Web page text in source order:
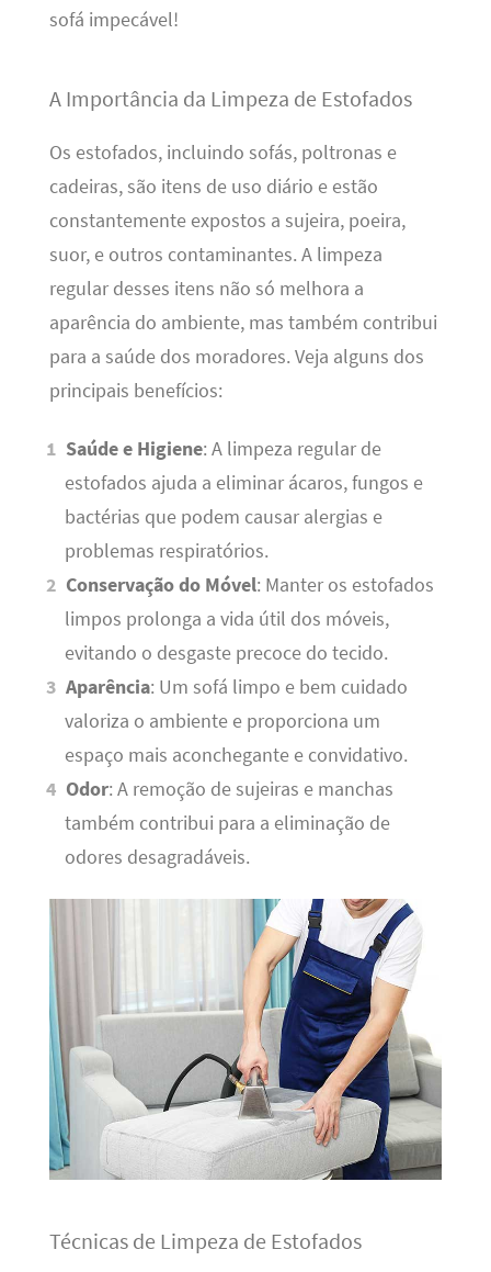
sofá impecável!
A Importância da Limpeza de Estofados
Os estofados, incluindo sofás, poltronas e
cadeiras, são itens de uso diário e estão
constantemente expostos a sujeira, poeira,
suor, e outros contaminantes. A limpeza
regular desses itens não só melhora a
aparência do ambiente, mas também contribui
para a saúde dos moradores. Veja alguns dos
principais benefícios:
Saúde e Higiene: A limpeza regular de
estofados ajuda a eliminar ácaros, fungos e
bactérias que podem causar alergias e
problemas respiratórios.
Conservação do Móvel: Manter os estofados
limpos prolonga a vida útil dos móveis,
evitando o desgaste precoce do tecido.
Aparência: Um sofá limpo e bem cuidado
valoriza o ambiente e proporciona um
espaço mais aconchegante e convidativo.
Odor: A remoção de sujeiras e manchas
também contribui para a eliminação de
odores desagradáveis.
Técnicas de Limpeza de Estofados